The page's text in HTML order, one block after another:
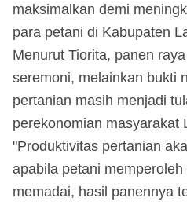
maksimalkan demi
para petani di Kabupaten
Menurut Tiorita, panen
seremoni, melainkan bukti
pertanian masih menjadi
perekonomian masyarakat
"Produktivitas pertanian
apabila petani
memadai, hasil panennya